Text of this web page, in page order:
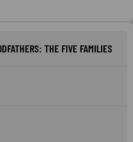
THE FIVE FAMILIES